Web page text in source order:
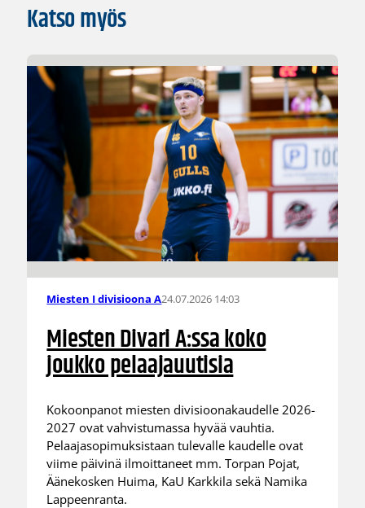
Katso myös
Miesten I divisioona A24.07.2026 14:03
Miesten Divari A:ssa koko
joukko pelaajauutisia
Kokoonpanot miesten divisioonakaudelle 2026-
2027 ovat vahvistumassa hyvää vauhtia.
Pelaajasopimuksistaan tulevalle kaudelle ovat
viime päivinä ilmoittaneet mm. Torpan Pojat,
Äänekosken Huima, KaU Karkkila sekä Namika
Lappeenranta.